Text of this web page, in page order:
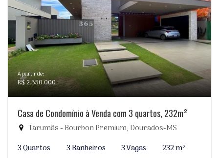
A partir de:
R$ 2.350.000
Casa de Condomínio à Venda com 3 quartos, 232m²
Tarumãs - Bourbon Premium, Dourados-MS
3 Quartos
3 Banheiros 3 Vagas
232 m²